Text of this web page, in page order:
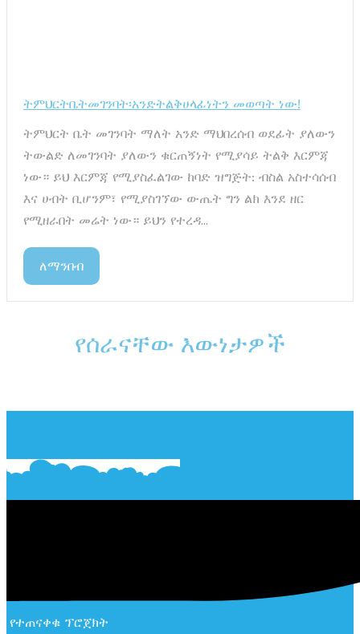
ትምህርትቤትመገንባት፡አንድትልቅሀላፊነትን መወጣት ነው!
ትምህርት ቤት መገንባት ማለት አንድ ማህበረሰብ ወደፊት ያለውን
ትውልድ ለመገንባት ያለውን ቁርጠኝነት የሚያሳይ ትልቅ እርምጃ
ነው። ይህ እርምጃ የሚያስፈልገው ከባድ ዝግጅት: ብስል አስተሳሰብ
እና ሀብት ቢሆንም፣ የሚያስገኘው ውጤት ግን ልክ እንደ ዘር
የሚዘራበት መሬት ነው። ይህን የተረዳ...
ለማንበብ
የሰራናቸው እውነታዎች
የተጠናቀቁ ፕሮጀክት